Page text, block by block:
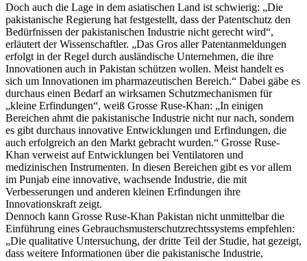
Doch auch die Lage in dem asiatischen Land ist schwierig: „Die
pakistanische Regierung hat festgestellt, dass der Patentschutz den
Bedürfnissen der pakistanischen Industrie nicht gerecht wird“,
erläutert der Wissenschaftler. „Das Gros aller Patentanmeldungen
erfolgt in der Regel durch ausländische Unternehmen, die ihre
Innovationen auch in Pakistan schützen wollen. Meist handelt es
sich um Innovationen im pharmazeutischen Bereich.“ Dabei gäbe es
durchaus einen Bedarf an wirksamen Schutzmechanismen für
„kleine Erfindungen“, weiß Grosse Ruse-Khan: „In einigen
Bereichen ahmt die pakistanische Industrie nicht nur nach, sondern
es gibt durchaus innovative Entwicklungen und Erfindungen, die
auch erfolgreich an den Markt gebracht wurden.“ Grosse Ruse-
Khan verweist auf Entwicklungen bei Ventilatoren und
medizinischen Instrumenten. In diesen Bereichen gibt es vor allem
im Punjab eine innovative, wachsende Industrie, die mit
Verbesserungen und anderen kleinen Erfindungen ihre
Innovationskraft zeigt.
Dennoch kann Grosse Ruse-Khan Pakistan nicht unmittelbar die
Einführung eines Gebrauchsmusterschutzrechtssystems empfehlen:
„Die qualitative Untersuchung, der dritte Teil der Studie, hat gezeigt,
dass weitere Informationen über die pakistanische Industrie,